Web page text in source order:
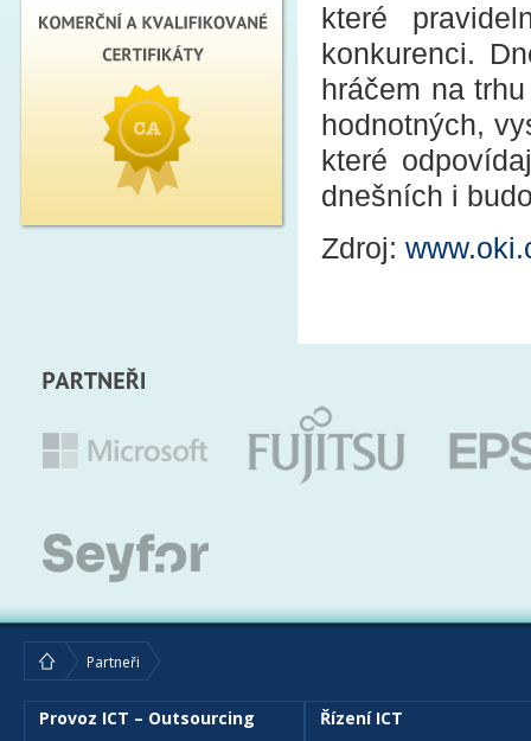
které
konkurenci.
hráčem na
hodnotných,
které
dnešních i
Zdroj:
Partneři
Provoz ICT – Outsourcing Řízení ICT